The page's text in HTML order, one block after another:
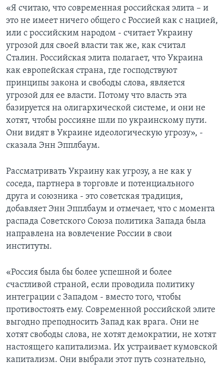
«Я считаю, что современная российская элита – и
это не имеет ничего общего с Россией как с нацией,
или с российским народом - считает Украину
угрозой для своей власти так же, как считал
Сталин. Российская элита полагает, что Украина
как европейская страна, где господствуют
принципы закона и свободы слова, является
угрозой для ее власти. Потому что власть эта
базируется на олигархической системе, и они не
хотят, чтобы россияне шли по украинскому пути.
Они видят в Украине идеологическую угрозу», -
сказала Энн Эпплбаум.
Рассматривать Украину как угрозу, а не как у
соседа, партнера в торговле и потенциального
друга и союзника - это советская традиция,
добавляет Энн Эпплбаум и отмечает, что с момента
распада Советского Союза­ политика Запада была
направлена на вовлечение России в свои
институты.
«Россия была бы более успешной и более
счастливой страной, если проводила политику
интеграции с Западом - вместо того, чтобы
противостоять ему. Современной российской элите
выгодно преподносить Запад как врага. Они не
хотят свободы слова, не хотят демократии, не хотят
настоящего капитализма. Их устраивает кумовской
капитализм. Они выбрали этот путь сознательно,